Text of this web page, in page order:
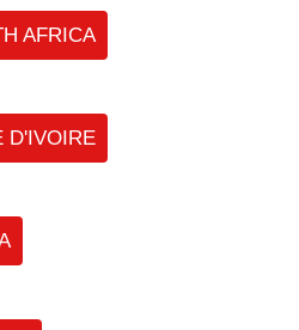
AFRICA
D'IVOIRE